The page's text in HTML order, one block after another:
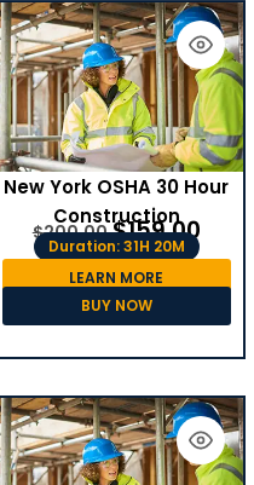
New York OSHA 30 Hour
Construction
$200.00 $159.00
Duration: 31H 20M
LEARN MORE
BUY NOW